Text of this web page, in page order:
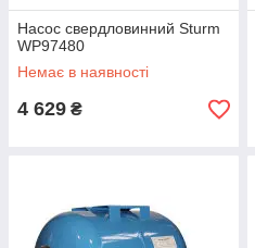
Насос свердловинний Sturm
WP97480
Немає в наявності
4 629 ₴